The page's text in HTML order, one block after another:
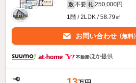
敷 不要 礼 250,000円
1階 / 2LDK / 58.79㎡
お問い合わせ （無料）
ほか提供